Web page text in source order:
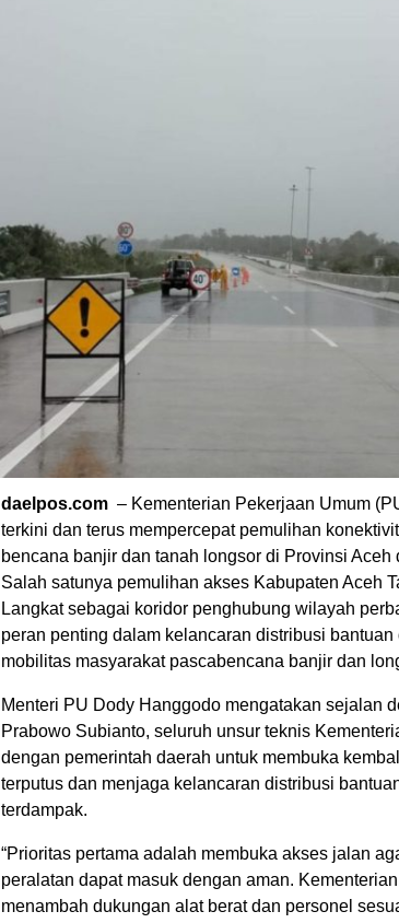
daelpos.com – Kementerian Pekerjaan Umum
terkini dan terus mempercepat pemulihan
bencana banjir dan tanah longsor di Provinsi Aceh
Salah satunya pemulihan akses Kabupaten Aceh
Langkat sebagai koridor penghubung wilayah
peran penting dalam kelancaran distribusi bantuan
mobilitas masyarakat pascabencana banjir dan
Menteri PU Dody Hanggodo mengatakan sejalan
Prabowo Subianto, seluruh unsur teknis
dengan pemerintah daerah untuk membuka
terputus dan menjaga kelancaran distribusi
terdampak.
“Prioritas pertama adalah membuka akses jalan
peralatan dapat masuk dengan aman.
menambah dukungan alat berat dan personel